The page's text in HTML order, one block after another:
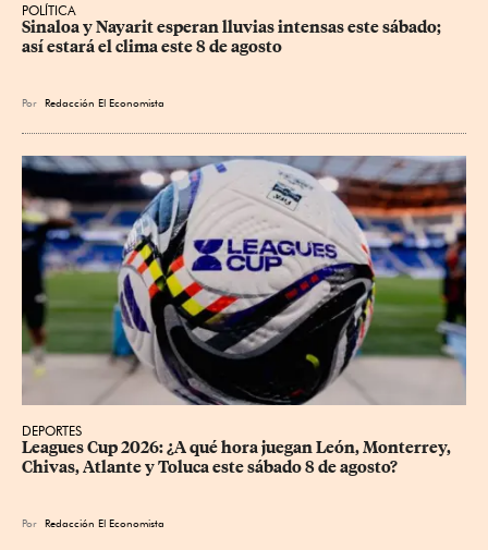
POLÍTICA
Sinaloa y Nayarit esperan lluvias intensas este sábado;
así estará el clima este 8 de agosto
Por Redacción El Economista
DEPORTES
Leagues Cup 2026: ¿A qué hora juegan León, Monterrey,
Chivas, Atlante y Toluca este sábado 8 de agosto?
Por Redacción El Economista